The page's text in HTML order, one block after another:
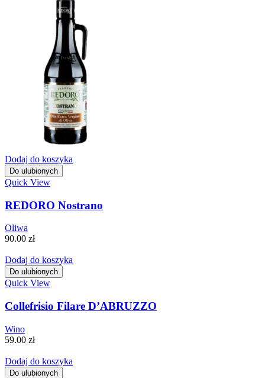
Dodaj do koszyka
Do ulubionych
Quick View
REDORO Nostrano
Oliwa
90.00 zł
Dodaj do koszyka
Do ulubionych
Quick View
Collefrisio Filare D’ABRUZZO
Wino
59.00 zł
Dodaj do koszyka
Do ulubionych